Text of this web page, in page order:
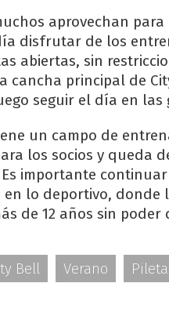
aprovechan
disfrutar de los
abiertas, sin
cancha principal de
seguir el día en
un campo de
los socios y queda
importante
lo deportivo, donde
de 12 años sin
Bell Verano Pileta